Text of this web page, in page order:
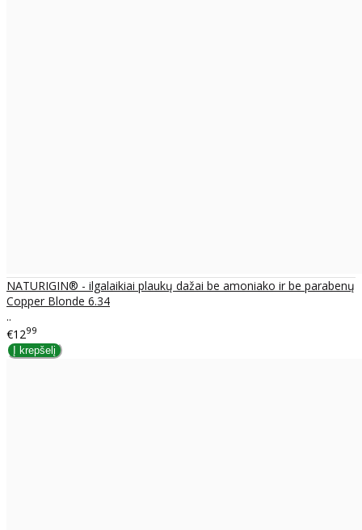
NATURIGIN® - ilgalaikiai plaukų dažai be amoniako ir be parabenų
Copper Blonde 6.34
..
€1299